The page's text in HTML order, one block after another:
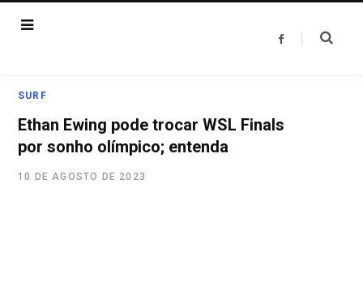
F
SURF
Ethan Ewing pode trocar WSL Finals
por sonho olímpico; entenda
10 DE AGOSTO DE 2023